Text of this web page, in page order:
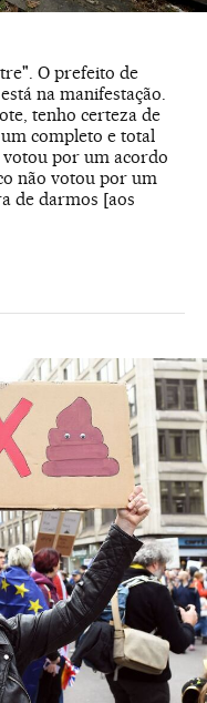
O prefeito de
na manifestação.
tenho certeza de
completo e total
por um acordo
não votou por um
de darmos [aos